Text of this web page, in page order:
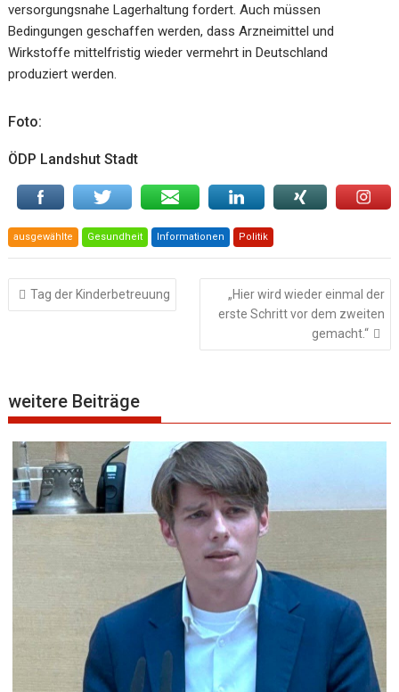
versorgungsnahe Lagerhaltung fordert. Auch müssen
Bedingungen geschaffen werden, dass Arzneimittel und
Wirkstoffe mittelfristig wieder vermehrt in Deutschland
produziert werden.
Foto:
ÖDP Landshut Stadt
ausgewählte Gesundheit Informationen Politik
Beitragsnavigation
Tag der Kinderbetreuung
„Hier wird wieder einmal der
erste Schritt vor dem zweiten
gemacht.“
weitere Beiträge